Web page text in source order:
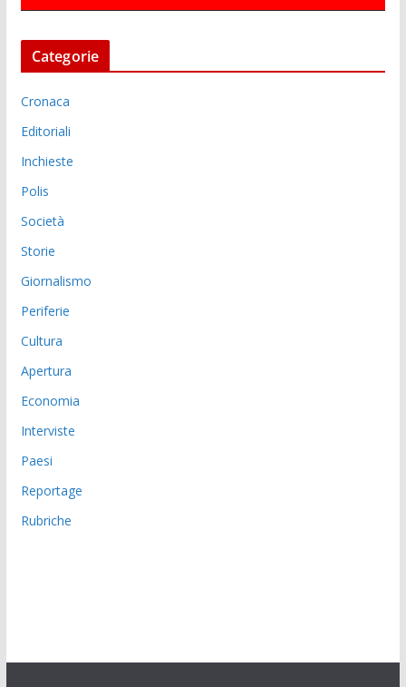
Categorie
Cronaca
Editoriali
Inchieste
Polis
Società
Storie
Giornalismo
Periferie
Cultura
Apertura
Economia
Interviste
Paesi
Reportage
Rubriche